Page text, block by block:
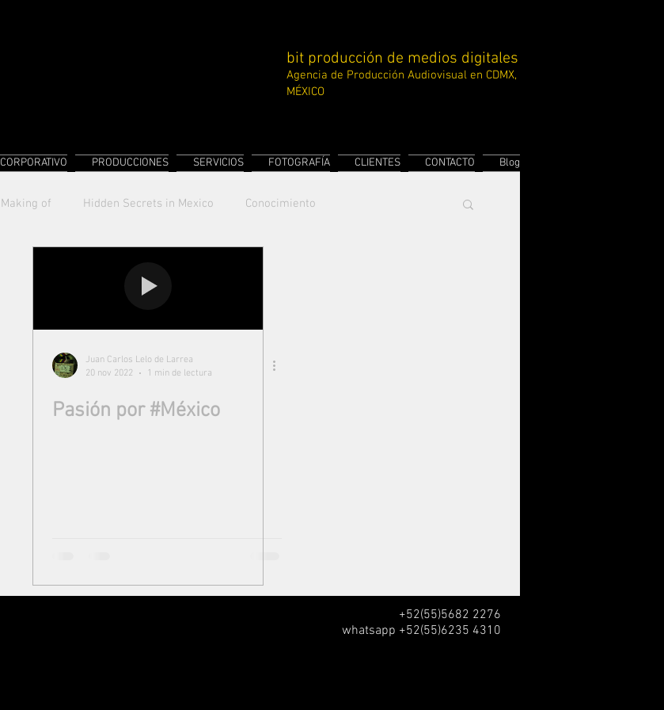
bit producción de medios digitales
Agencia de Producción Audiovisual en CDMX,
MÉXICO
CORPORATIVO PRODUCCIONES SERVICIOS FOTOGRAFÍA CLIENTES CONTACTO Blog
Making of Hidden Secrets in Mexico Conocimiento
Juan Carlos Lelo de Larrea
20 nov 2022
1 min de lectura
Pasión por #México
+52(55)5682 2276
whatsapp +52(55)6235 4310